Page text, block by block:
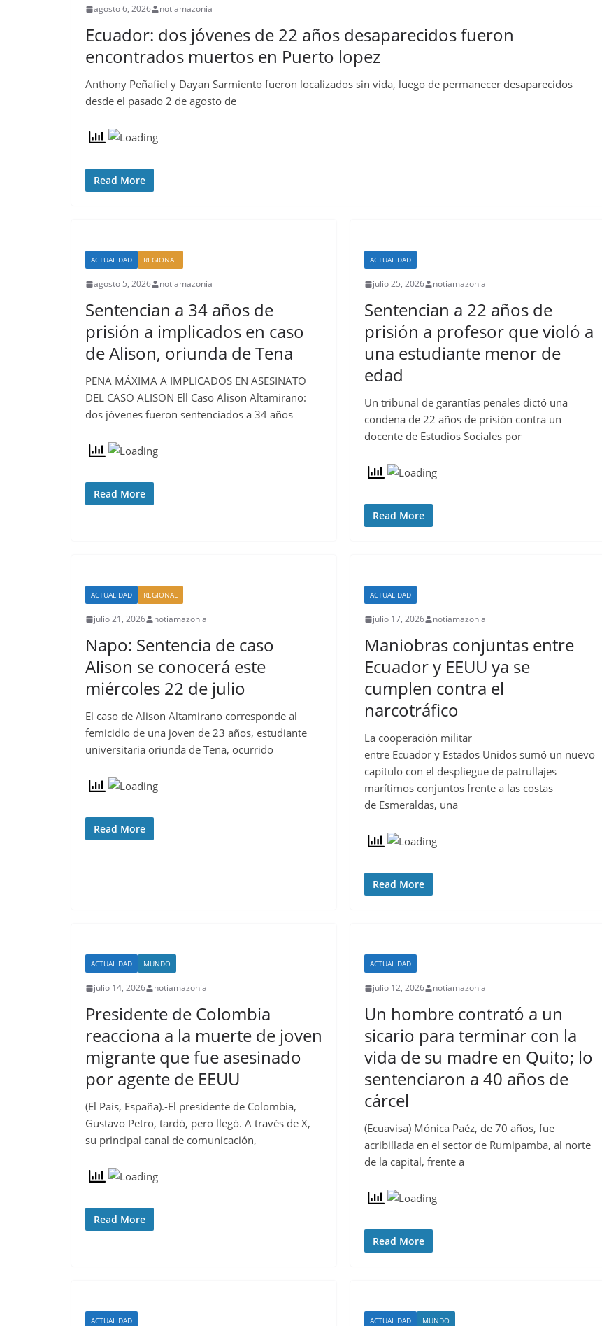
agosto 6, 2026 notiamazonia
Ecuador: dos jóvenes de 22 años desaparecidos fueron
encontrados muertos en Puerto lopez
Anthony Peñafiel y Dayan Sarmiento fueron localizados sin vida, luego de permanecer desaparecidos
desde el pasado 2 de agosto de
Read More
ACTUALIDAD REGIONAL
agosto 5, 2026 notiamazonia
Sentencian a 34 años de
prisión a implicados en caso
de Alison, oriunda de Tena
PENA MÁXIMA A IMPLICADOS EN ASESINATO
DEL CASO ALISON Ell Caso Alison Altamirano:
dos jóvenes fueron sentenciados a 34 años
Read More
ACTUALIDAD
julio 25, 2026 notiamazonia
Sentencian a 22 años de
prisión a profesor que violó a
una estudiante menor de
edad
Un tribunal de garantías penales dictó una
condena de 22 años de prisión contra un
docente de Estudios Sociales por
Read More
ACTUALIDAD REGIONAL
julio 21, 2026 notiamazonia
Napo: Sentencia de caso
Alison se conocerá este
miércoles 22 de julio
El caso de Alison Altamirano corresponde al
femicidio de una joven de 23 años, estudiante
universitaria oriunda de Tena, ocurrido
Read More
ACTUALIDAD
julio 17, 2026 notiamazonia
Maniobras conjuntas entre
Ecuador y EEUU ya se
cumplen contra el
narcotráfico
La cooperación militar
entre Ecuador y Estados Unidos sumó un nuevo
capítulo con el despliegue de patrullajes
marítimos conjuntos frente a las costas
de Esmeraldas, una
Read More
ACTUALIDAD MUNDO
julio 14, 2026 notiamazonia
Presidente de Colombia
reacciona a la muerte de joven
migrante que fue asesinado
por agente de EEUU
(El País, España).-El presidente de Colombia,
Gustavo Petro, tardó, pero llegó. A través de X,
su principal canal de comunicación,
Read More
ACTUALIDAD
julio 12, 2026 notiamazonia
Un hombre contrató a un
sicario para terminar con la
vida de su madre en Quito; lo
sentenciaron a 40 años de
cárcel
(Ecuavisa) Mónica Paéz, de 70 años, fue
acribillada en el sector de Rumipamba, al norte
de la capital, frente a
Read More
ACTUALIDAD ACTUALIDAD MUNDO